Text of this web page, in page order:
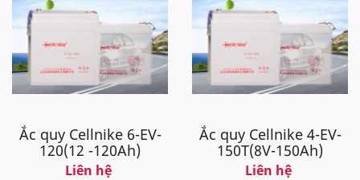
Chi nhánh Vĩnh Phúc: Tp.Vĩnh Yên - Vĩnh Phúc
Chi nhánh Bắc Ninh: Từ Sơn - Tp. Bắc Ninh
Ắc quy Cellnike 6-EV-
120(12 -120Ah)
Liên hệ
Ắc quy Cellnike 4-EV-
150T(8V-150Ah)
Liên hệ